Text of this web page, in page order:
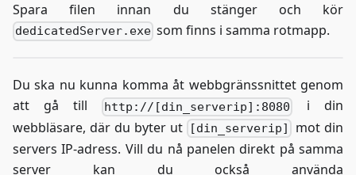
Spara filen innan du stänger och kör
dedicatedServer.exe som finns i samma rotmapp.
Du ska nu kunna komma åt webbgränssnittet genom
att gå till
http://[din_serverip]:8080
i din
webbläsare, där du byter ut
[din_serverip]
mot din
servers IP-adress. Vill du nå panelen direkt på samma
server kan du också använda